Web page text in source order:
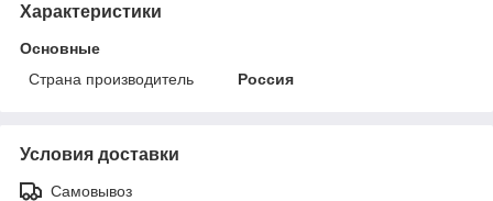
Характеристики
Основные
Страна производитель
Россия
Условия доставки
Самовывоз